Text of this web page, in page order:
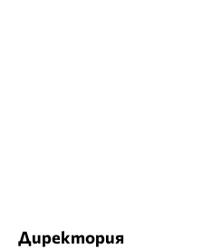
Директория